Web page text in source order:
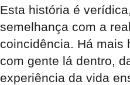
Esta história é
semelhança com a
coincidência. Há mais
com gente lá dentro,
experiência da vida